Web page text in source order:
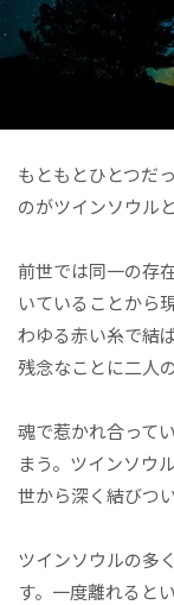
もともとひとつだ
のがツインソウル
前世では同一の存
いていることから
わゆる赤い糸で結
残念なことに二人
魂で惹かれ合って
まう。ツインソウ
世から深く結びつ
ツインソウルの多
す。一度離れると